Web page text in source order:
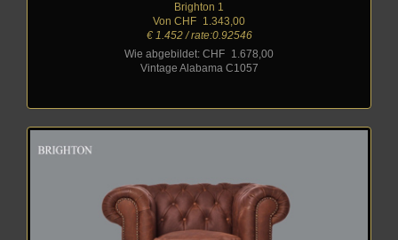
Brighton 1
Von CHF
1.343,00
€ 1.452 / rate:0.92546
Wie abgebildet: CHF
1.678,00
Vintage Alabama C1057